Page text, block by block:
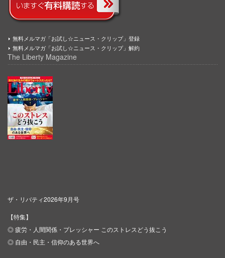
無料メルマガ「お試し☆ニュース・クリップ」登録
無料メルマガ「お試し☆ニュース・クリップ」解約
The Liberty Magazine
ザ・リバティ2026年9月号
【特集】
◎ 疲労・人間関係・プレッシャー このストレスどう抜こう
◎ 自由・民主・信仰のある世界へ